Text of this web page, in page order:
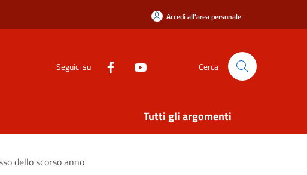
Accedi all'area personale
Seguici su Cerca
Tutti gli argomenti
dello scorso anno